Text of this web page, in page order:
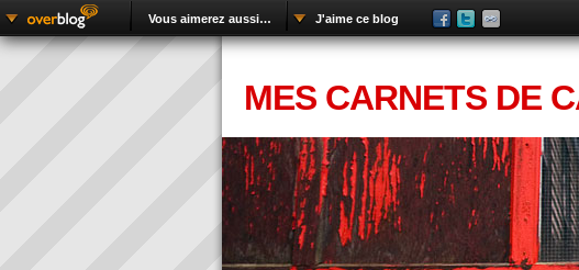
MES CARNETS DE
Vous aimerez aussi… J'aime ce blog